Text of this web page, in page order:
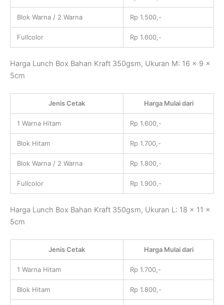
Blok Warna / 2 Warna Rp 1.500,-
Fullcolor Rp 1.600,-
Harga Lunch Box Bahan Kraft 350gsm, Ukuran M: 16 x 9 x
5cm
Jenis Cetak Harga Mulai dari
1 Warna Hitam Rp 1.600,-
Blok Hitam Rp 1.700,-
Blok Warna / 2 Warna Rp 1.800,-
Fullcolor Rp 1.900,-
Harga Lunch Box Bahan Kraft 350gsm, Ukuran L: 18 x 11 x
5cm
Jenis Cetak Harga Mulai dari
1 Warna Hitam Rp 1.700,-
Blok Hitam Rp 1.800,-